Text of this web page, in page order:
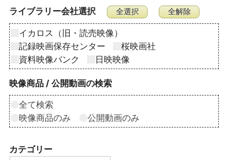
ライブラリー会社選択
イカロス（旧・読売映像）
記録映画保存センター
桜映画社
資料映像バンク
日映映像
映像商品 / 公開動画の検索
全て検索
映像商品のみ
公開動画のみ
カテゴリー